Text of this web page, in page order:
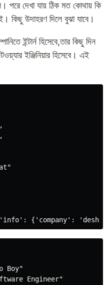
পরে দেখা যায় ঠিক মত কোথায় কি
কিছু উদাহরণ দিলে বুঝা যাবে।
ইন্টার্ন হিসেবে,তার কিছু দিন
ইঞ্জিনিয়ার হিসেবে। এই
Boy"
Engineer"